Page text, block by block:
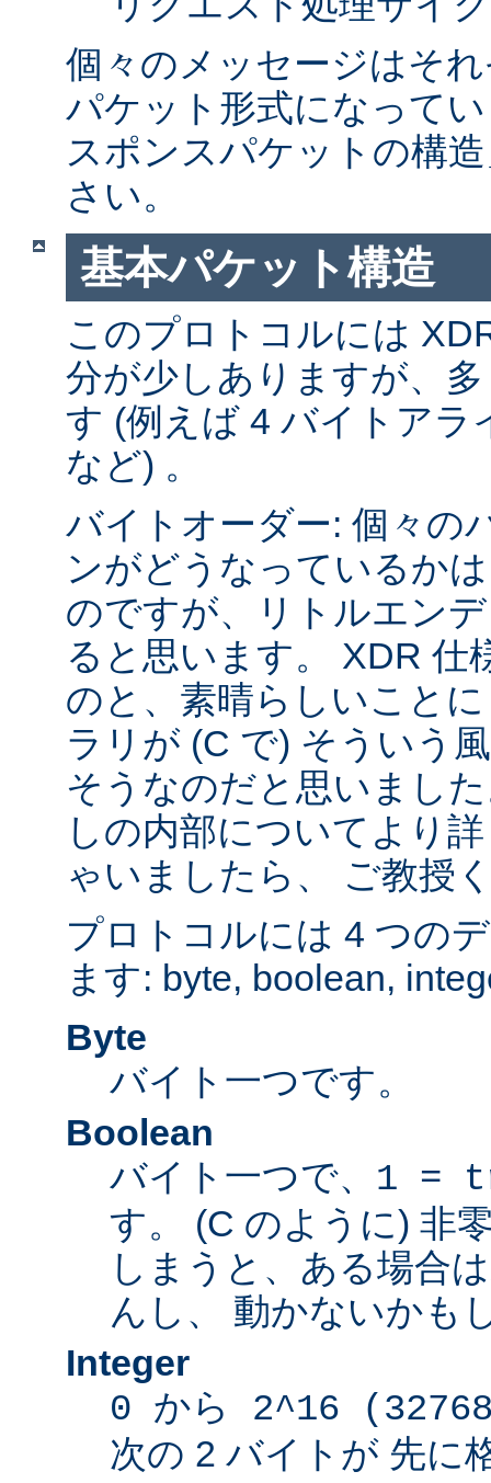
個々のメッセージはそ
パケット形式になって
スポンスパケットの構
さい。
基本パケット構造
このプロトコルには
分が少しありますが、
す (例えば 4 バイトアラ
など) 。
バイトオーダー: 個々の
ンがどうなっているか
のですが、リトルエン
ると思います。 XDR 仕
のと、素晴らしいこと
ラリが (C で) そういう
そうなのだと思いまし
しの内部についてより
ゃいましたら、 ご教授
プロトコルには 4 つの
ます: byte, boolean,
Byte
バイト一つです。
Boolean
バイト一つで、 1 =
す。 (C のように) 非
しまうと、ある場合
んし、 動かないかも
Integer
0 から 2^16
次の 2 バイトが 先に